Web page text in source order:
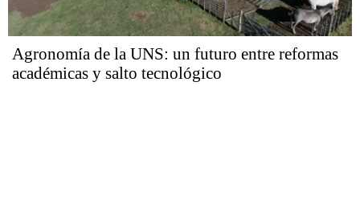
Agronomía de la UNS: un futuro entre reformas
académicas y salto tecnológico